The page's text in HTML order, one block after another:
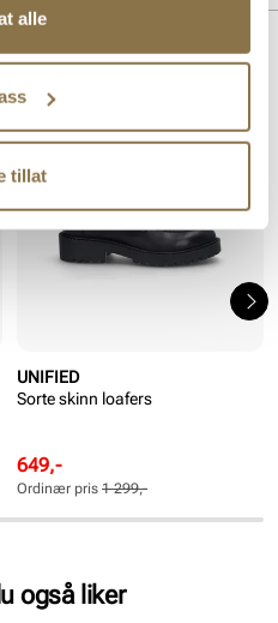
alle
tillat
produkter
UNIFIED
Sorte skinn loafers
Rabattert
pris
Pris
649,-
Ordinær
pris
Pris
Ordinær pris 1 299,-
også liker